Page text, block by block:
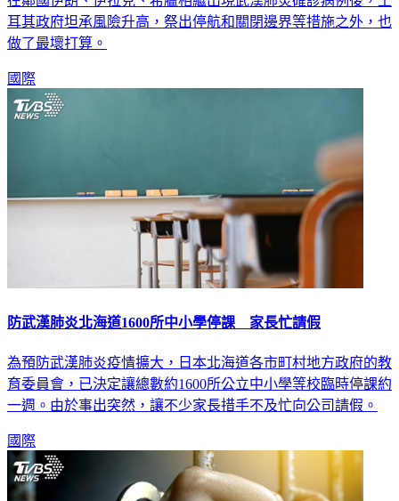
耳其政府坦承風險升高，祭出停航和關閉邊界等措施之外，也
做了最壞打算。
國際
防武漢肺炎北海道1600所中小學停課 家長忙請假
為預防武漢肺炎疫情擴大，日本北海道各市町村地方政府的教
育委員會，已決定讓總數約1600所公立中小學等校臨時停課約
一週。由於事出突然，讓不少家長措手不及忙向公司請假。
國際